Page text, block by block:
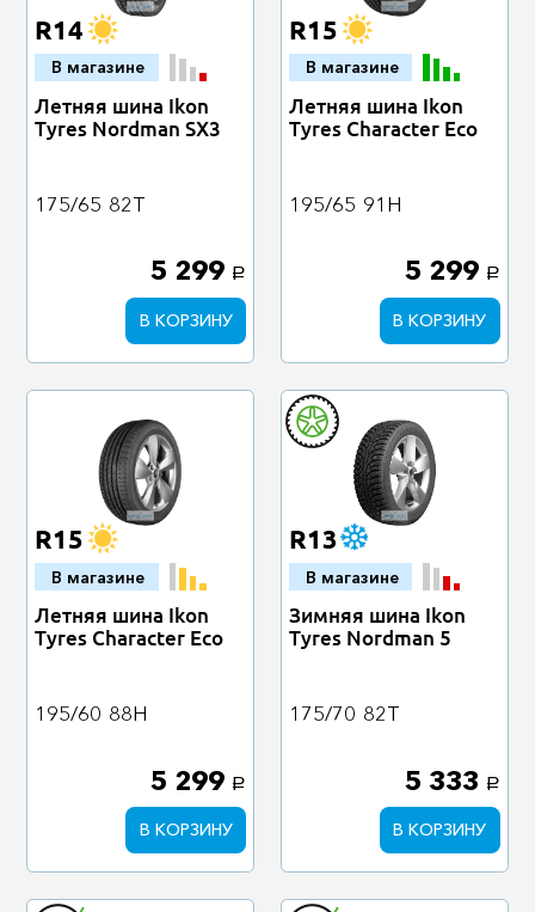
R14
В магазине
Летняя шина Ikon
Tyres Nordman SX3
175/65 82T
5 299 a
В КОРЗИНУ
R15
В магазине
Летняя шина Ikon
Tyres Character Eco
195/65 91H
5 299 a
В КОРЗИНУ
R15
В магазине
Летняя шина Ikon
Tyres Character Eco
195/60 88H
5 299 a
В КОРЗИНУ
R13
В магазине
Зимняя шина Ikon
Tyres Nordman 5
175/70 82T
5 333 a
В КОРЗИНУ